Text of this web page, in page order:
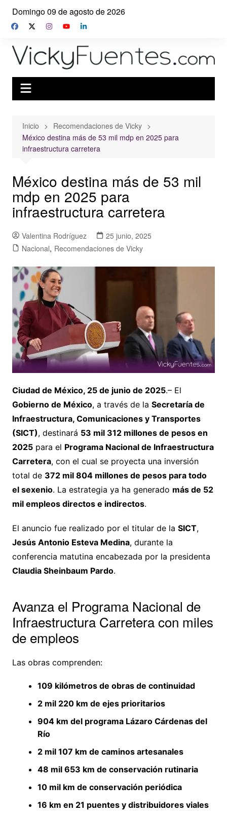
Saltar
contenido
Domingo 09 de agosto de 2026
Inicio
Recomendaciones de Vicky
México destina más de 53 mil mdp en 2025 para
infraestructura carretera
México destina más de 53 mil
mdp en 2025 para
infraestructura carretera
Valentina Rodríguez
25 junio, 2025
Nacional, Recomendaciones de Vicky
Ciudad de México, 25 de junio de 2025.– El
Gobierno de México, a través de la Secretaría de
Infraestructura, Comunicaciones y Transportes
(SICT), destinará 53 mil 312 millones de pesos en
2025para el Programa Nacional de Infraestructura
Carretera, con el cual se proyecta una inversión
total de 372 mil 804 millones de pesos para todo
el sexenio. La estrategia ya ha generado más de 52
mil empleos directos e indirectos.
El anuncio fue realizado por el titular de la SICT,
Jesús Antonio Esteva Medina, durante la
conferencia matutina encabezada por la presidenta
Claudia Sheinbaum Pardo.
Avanza el Programa Nacional de
Infraestructura Carretera con miles
de empleos
Las obras comprenden:
109 kilómetros de obras de continuidad
2 mil 220 km de ejes prioritarios
904 km del programa Lázaro Cárdenas del
Río
2 mil 107 km de caminos artesanales
48 mil 653 km de conservación rutinaria
10 mil km de conservación periódica
16 km en 21 puentes y distribuidores viales